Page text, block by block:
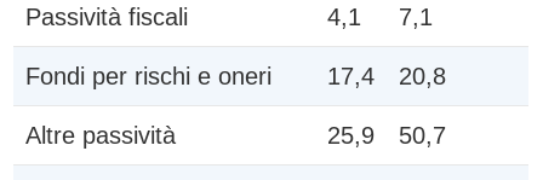
Passività fiscali 4,1 7,1
Fondi per rischi e oneri 17,4 20,8
Altre passività 25,9 50,7